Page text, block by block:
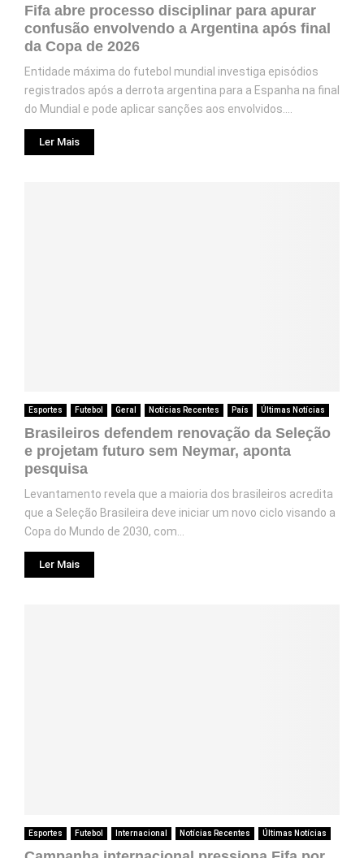
Fifa abre processo disciplinar para apurar
confusão envolvendo a Argentina após final
da Copa de 2026
Entidade máxima do futebol mundial investiga episódios
registrados após a derrota argentina para a Espanha na final
do Mundial e pode aplicar sanções aos envolvidos....
Ler Mais
Esportes Futebol Geral Notícias Recentes País Últimas Notícias
Brasileiros defendem renovação da Seleção
e projetam futuro sem Neymar, aponta
pesquisa
Levantamento revela que a maioria dos brasileiros acredita
que a Seleção Brasileira deve iniciar um novo ciclo visando a
Copa do Mundo de 2030, com...
Ler Mais
Esportes Futebol Internacional Notícias Recentes Últimas Notícias